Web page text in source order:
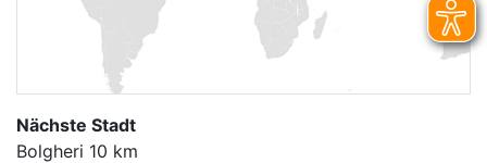
Nächste Stadt
Bolgheri 10 km